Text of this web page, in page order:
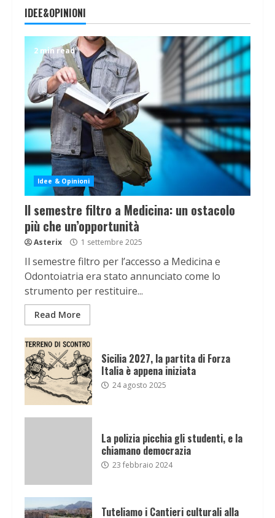
IDEE&OPINIONI
2 min read
Idee & Opinioni
Il semestre filtro a Medicina: un ostacolo
più che un’opportunità
Asterix 1 settembre 2025
Il semestre filtro per l’accesso a Medicina e
Odontoiatria era stato annunciato come lo
strumento per restituire...
Read More
Sicilia 2027, la partita di Forza
Italia è appena iniziata
24 agosto 2025
La polizia picchia gli studenti, e la
chiamano democrazia
23 febbraio 2024
Tuteliamo i Cantieri culturali alla